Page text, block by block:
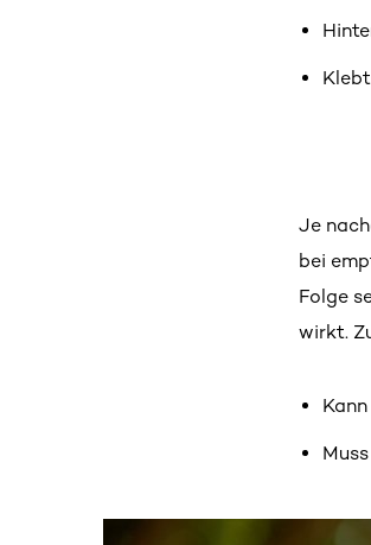
Je
bei
Folge
wirkt.